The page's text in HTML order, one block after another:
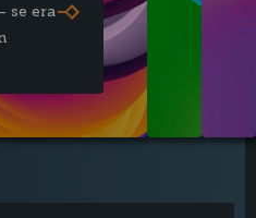
se era